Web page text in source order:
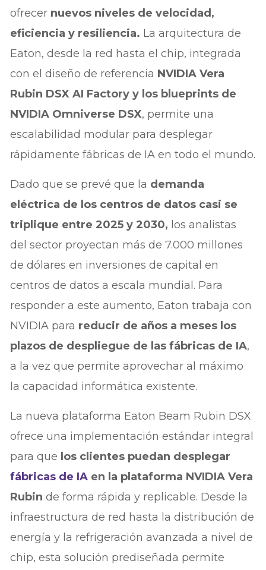
ofrecer nuevos niveles de velocidad,
eficiencia y resiliencia. La arquitectura de
Eaton, desde la red hasta el chip, integrada
con el diseño de referencia NVIDIA Vera
Rubin DSX AI Factory y los blueprints de
NVIDIA Omniverse DSX, permite una
escalabilidad modular para desplegar
rápidamente fábricas de IA en todo el mundo.
Dado que se prevé que la demanda
eléctrica de los centros de datos casi se
triplique entre 2025 y 2030, los analistas
del sector proyectan más de 7.000 millones
de dólares en inversiones de capital en
centros de datos a escala mundial. Para
responder a este aumento, Eaton trabaja con
NVIDIA para reducir de años a meses los
plazos de despliegue de las fábricas de IA,
a la vez que permite aprovechar al máximo
la capacidad informática existente.
La nueva plataforma Eaton Beam Rubin DSX
ofrece una implementación estándar integral
para que los clientes puedan desplegar
fábricas de IA en la plataforma NVIDIA Vera
Rubinde forma rápida y replicable. Desde la
infraestructura de red hasta la distribución de
energía y la refrigeración avanzada a nivel de
chip, esta solución prediseñada permite